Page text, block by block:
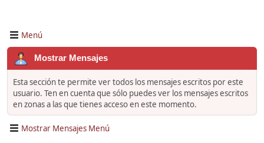
Menú
Mostrar Mensajes
Esta sección te permite ver todos los mensajes escritos por este
usuario. Ten en cuenta que sólo puedes ver los mensajes escritos
en zonas a las que tienes acceso en este momento.
Mostrar Mensajes Menú